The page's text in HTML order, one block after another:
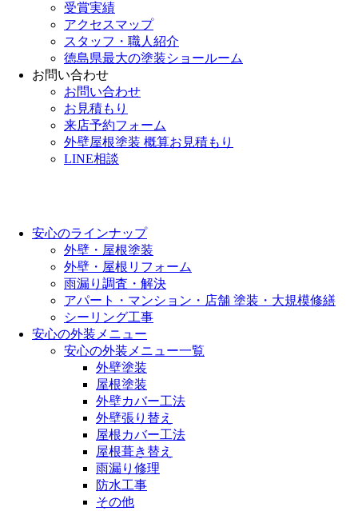
受賞実績
アクセスマップ
スタッフ・職人紹介
徳島県最大の塗装ショールーム
お問い合わせ
お問い合わせ
お見積もり
来店予約フォーム
外壁屋根塗装 概算お見積もり
LINE相談
安心のラインナップ
外壁・屋根塗装
外壁・屋根リフォーム
雨漏り調査・解決
アパート・マンション・店舗 塗装・大規模修繕
シーリング工事
安心の外装メニュー
安心の外装メニュー一覧
外壁塗装
屋根塗装
外壁カバー工法
外壁張り替え
屋根カバー工法
屋根葺き替え
雨漏り修理
防水工事
その他